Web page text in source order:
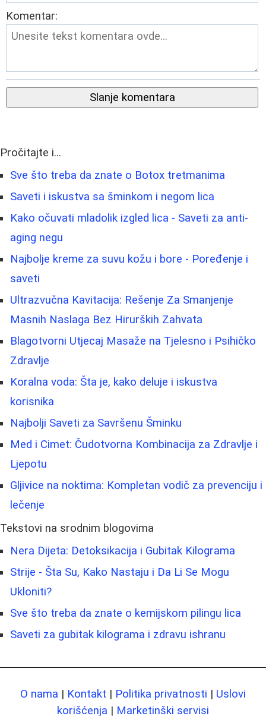
Komentar:
Slanje komentara
Pročitajte i...
Sve što treba da znate o Botox tretmanima
Saveti i iskustva sa šminkom i negom lica
Kako očuvati mladolik izgled lica - Saveti za anti-
aging negu
Najbolje kreme za suvu kožu i bore - Poređenje i
saveti
Ultrazvučna Kavitacija: Rešenje Za Smanjenje
Masnih Naslaga Bez Hirurških Zahvata
Blagotvorni Utjecaj Masaže na Tjelesno i Psihičko
Zdravlje
Koralna voda: Šta je, kako deluje i iskustva
korisnika
Najbolji Saveti za Savršenu Šminku
Med i Cimet: Čudotvorna Kombinacija za Zdravlje i
Ljepotu
Gljivice na noktima: Kompletan vodič za prevenciju i
lečenje
Tekstovi na srodnim blogovima
Nera Dijeta: Detoksikacija i Gubitak Kilograma
Strije - Šta Su, Kako Nastaju i Da Li Se Mogu
Ukloniti?
Sve što treba da znate o kemijskom pilingu lica
Saveti za gubitak kilograma i zdravu ishranu
O nama | Kontakt | Politika privatnosti | Uslovi
korišćenja | Marketinški servisi